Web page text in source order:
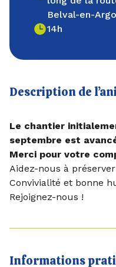
Belval-en-
14h
Description de
Le chantier
septembre est
Merci pour votre
Aidez-nous à
Convivialité et bonne
Rejoignez-nous !
Informations